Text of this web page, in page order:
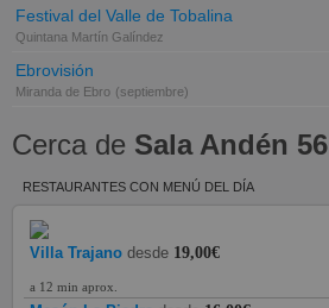
Festival del Valle de Tobalina
Quintana Martín Galíndez
Ebrovisión
Miranda de Ebro (septiembre)
Cerca de Sala Andén 56
RESTAURANTES CON MENÚ DEL DÍA
Villa Trajano desde 19,00€
a 12 min aprox.